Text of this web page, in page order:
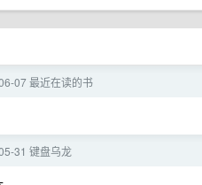
07 最近在读的书
31 键盘乌龙